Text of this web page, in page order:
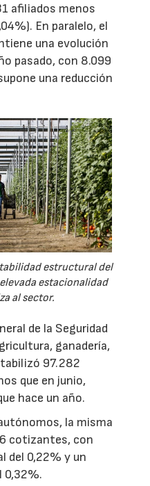
afiliados menos
En paralelo, el
una evolución
pasado, con 8.099
una reducción
estructural del
estacionalidad
al sector.
de la Seguridad
ganadería,
97.282
que en junio,
hace un año.
la misma
cotizantes, con
del 0,22% y un
0,32%.